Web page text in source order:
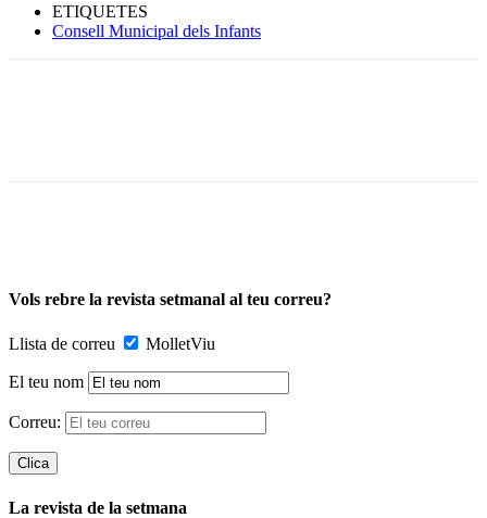
ETIQUETES
Consell Municipal dels Infants
Vols rebre la revista setmanal al teu correu?
Llista de correu MolletViu
El teu nom
Correu:
La revista de la setmana